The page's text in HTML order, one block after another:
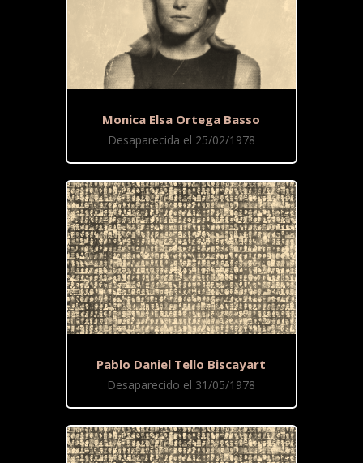
Monica Elsa Ortega Basso
Desaparecida el 25/02/1978
Pablo Daniel Tello Biscayart
Desaparecido el 31/05/1978